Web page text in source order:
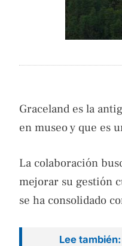
Graceland es la
en museo y que es
La colaboración
mejorar su gestión
se ha consolidado
Lee